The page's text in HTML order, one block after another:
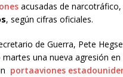
acusadas de narcotráfico,
, según cifras oficiales.
de Guerra, Pete
una nueva agresión en
portaaviones